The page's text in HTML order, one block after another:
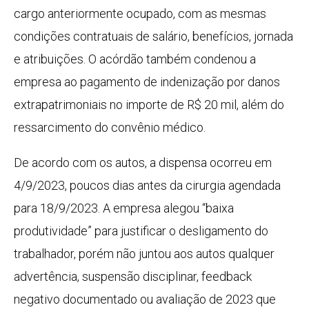
cargo anteriormente ocupado, com as mesmas
condições contratuais de salário, benefícios, jornada
e atribuições. O acórdão também condenou a
empresa ao pagamento de indenização por danos
extrapatrimoniais no importe de R$ 20 mil, além do
ressarcimento do convênio médico.
De acordo com os autos, a dispensa ocorreu em
4/9/2023, poucos dias antes da cirurgia agendada
para 18/9/2023. A empresa alegou “baixa
produtividade” para justificar o desligamento do
trabalhador, porém não juntou aos autos qualquer
advertência, suspensão disciplinar, feedback
negativo documentado ou avaliação de 2023 que